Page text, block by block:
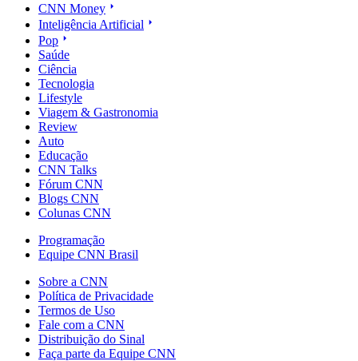
CNN Money
Inteligência Artificial
Pop
Saúde
Ciência
Tecnologia
Lifestyle
Viagem & Gastronomia
Review
Auto
Educação
CNN Talks
Fórum CNN
Blogs CNN
Colunas CNN
Programação
Equipe CNN Brasil
Sobre a CNN
Política de Privacidade
Termos de Uso
Fale com a CNN
Distribuição do Sinal
Faça parte da Equipe CNN